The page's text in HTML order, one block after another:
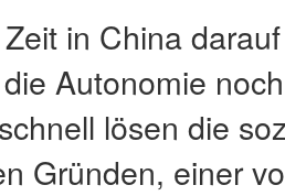
in China
Autonomie
lösen die
Gründen, einer